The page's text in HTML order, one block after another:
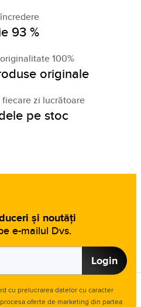
93 %
100%
originale
fiecare zi lucrătoare
pe stoc
și noutăți
e-mailul Dvs.
Login
cu prelucrarea datelor cu caracter
oferte de marketing din partea